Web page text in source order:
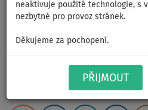
neaktivuje použité technologie, s
nezbytné pro provoz stránek.
Děkujeme za pochopení.
PŘIJMOUT
Paddleboard
BREEZE 9'10
kajaková sada